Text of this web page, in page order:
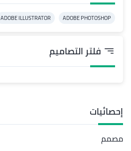
ADOBE PHOTOSHOP
ADOBE ILLUSTRATOR
فلتر التصاميم
إحصائيات
مصمم